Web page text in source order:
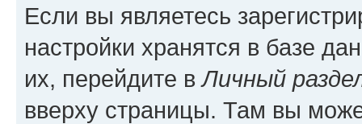
Если вы являетесь
настройки хранятся в базе
их, перейдите вЛичный
вверху страницы. Там вы